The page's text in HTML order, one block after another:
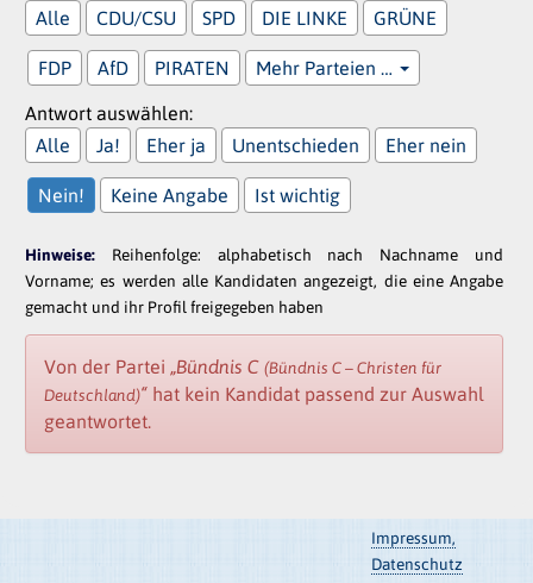
Alle
CDU/CSU SPD DIE LINKE GRÜNE
FDP AfD PIRATEN Mehr Parteien …
Antwort auswählen:
Alle
Ja! Eher ja Unentschieden Eher nein
Nein! Keine Angabe Ist wichtig
Hinweise: Reihenfolge: alphabetisch nach Nachname und
Vorname; es werden alle Kandidaten angezeigt, die eine Angabe
gemacht und ihr Profil freigegeben haben
Von der Partei „Bündnis C (Bündnis C – Christen für
Deutschland)“ hat kein Kandidat passend zur Auswahl
geantwortet.
Impressum,
Datenschutz